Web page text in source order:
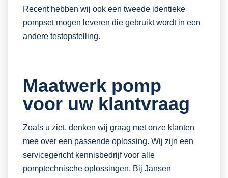
Recent hebben wij ook een tweede identieke
pompset mogen leveren die gebruikt wordt in een
andere testopstelling.
Maatwerk pomp
voor uw klantvraag
Zoals u ziet, denken wij graag met onze klanten
mee over een passende oplossing. Wij zijn een
servicegericht kennisbedrijf voor alle
pomptechnische oplossingen. Bij Jansen